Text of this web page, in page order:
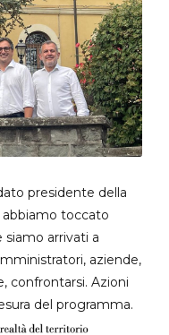
presidente della
abbiamo toccato
siamo arrivati a
aziende,
confrontarsi. Azioni
del programma.